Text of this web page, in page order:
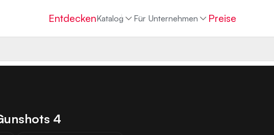
EntdeckenKatalog Für Unternehmen Preise
4